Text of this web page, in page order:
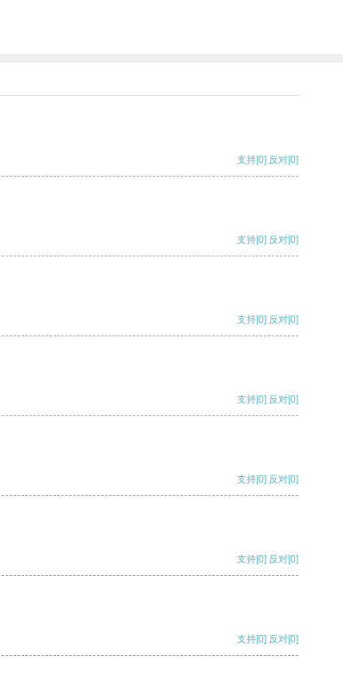
支持[0] 反对[0]
支持[0] 反对[0]
支持[0] 反对[0]
支持[0] 反对[0]
支持[0] 反对[0]
支持[0] 反对[0]
支持[0] 反对[0]